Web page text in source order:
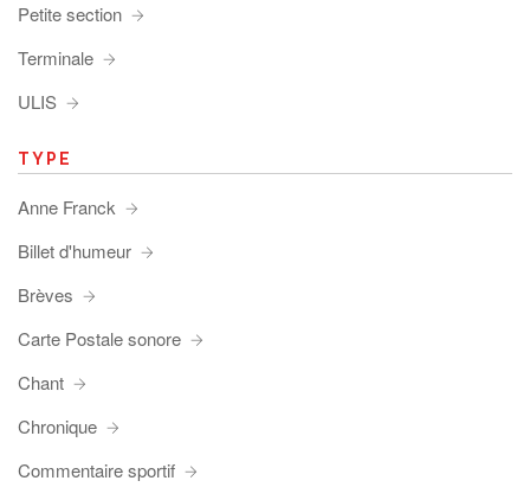
Petite section
Terminale
ULIS
TYPE
Anne Franck
Billet d'humeur
Brèves
Carte Postale sonore
Chant
Chronique
Commentaire sportif